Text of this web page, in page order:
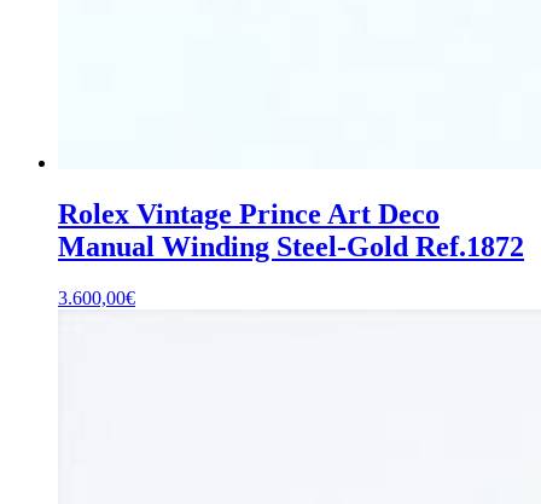
Rolex Vintage Prince Art Deco
Manual Winding Steel-Gold Ref.1872
3.600,00€